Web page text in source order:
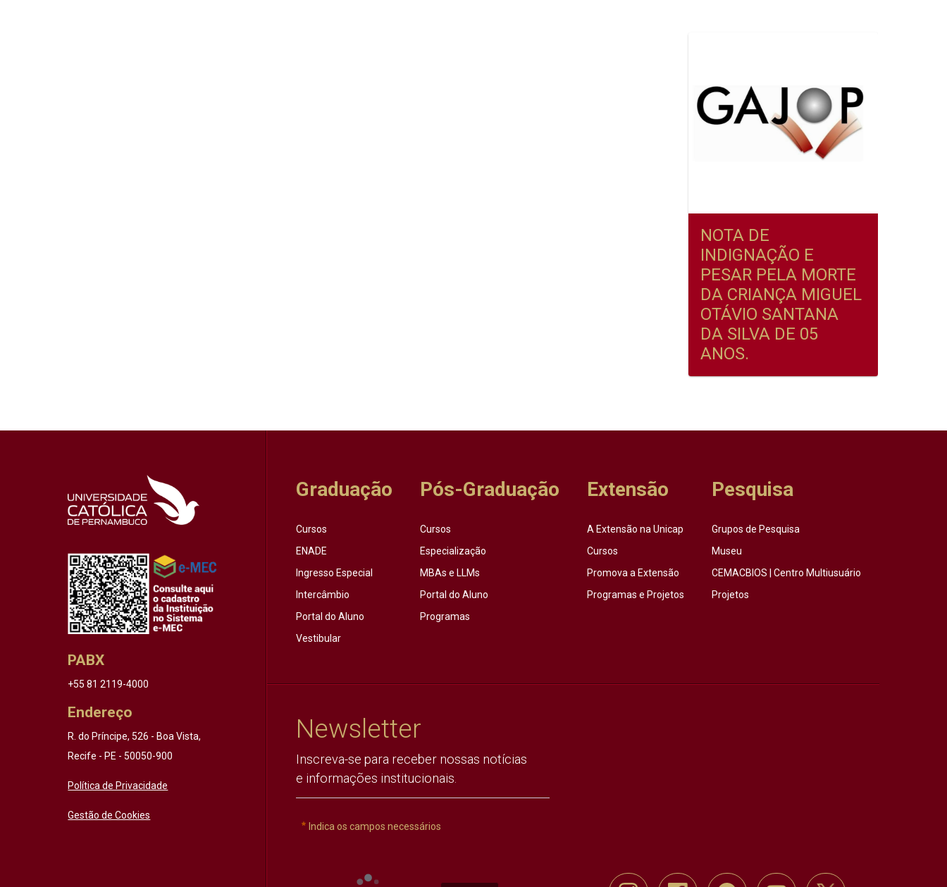
NOTA DE
INDIGNAÇÃO E
PESAR PELA MORTE
DA CRIANÇA MIGUEL
OTÁVIO SANTANA
DA SILVA DE 05
ANOS.
PABX
+55 81 2119-4000
Endereço
R. do Príncipe, 526 - Boa Vista,
Recife - PE - 50050-900
Política de Privacidade
Gestão de Cookies
Graduação
Cursos
ENADE
Ingresso Especial
Intercâmbio
Portal do Aluno
Vestibular
Pós-Graduação
Cursos
Especialização
MBAs e LLMs
Portal do Aluno
Programas
Extensão
A Extensão na Unicap
Cursos
Promova a Extensão
Programas e Projetos
Pesquisa
Grupos de Pesquisa
Museu
CEMACBIOS | Centro Multiusuário
Projetos
Newsletter
Inscreva-se para receber nossas notícias
e informações institucionais.
Indica os campos necessários